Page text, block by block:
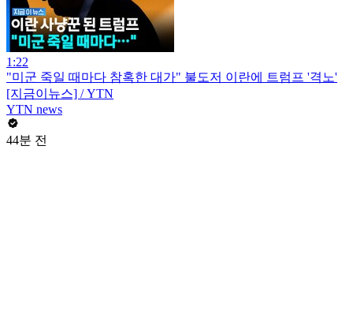
1:22
"미군 죽일 때마다 참혹한 대가" 불도저 이란에 트럼프 '격노'
[지금이뉴스] / YTN
YTN news
44분 전